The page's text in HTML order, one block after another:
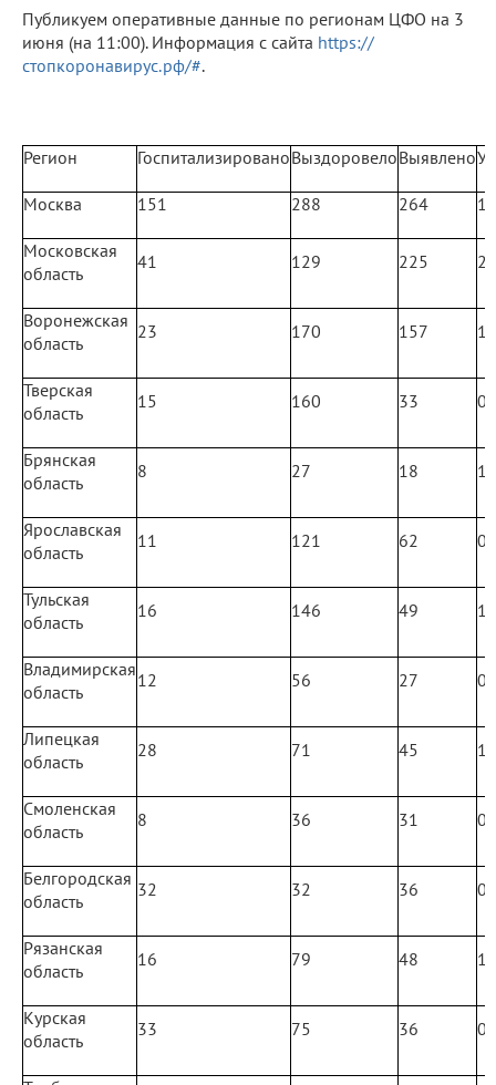
Публикуем оперативные данные по регионам ЦФО на 3
июня (на 11:00). Информация с сайта https://
стопкоронавирус.рф/#.
Регион ГоспитализированоВыздоровелоВыявлено
Москва 151 288 264 14
Московская
область
41 129 225 2
Воронежская
область
23 170 157 1
Тверская
область
15 160 33 0
Брянская
область
8 27 18 1
Ярославская
область
11 121 62 0
Тульская
область
16 146 49 1
Владимирская
область
12 56 27 0
Липецкая
область
28 71 45 1
Смоленская
область
8 36 31 0
Белгородская
область
32 32 36 0
Рязанская
область
16 79 48 1
Курская
область
33 75 36 0